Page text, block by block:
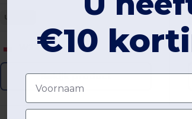
Unique
W22Poland
Bekijk product
€10
Voornaam
Email